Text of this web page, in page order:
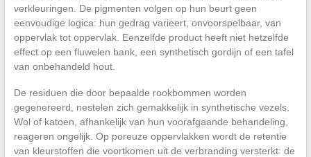
verkleuringen. De pigmenten volgen op hun beurt geen
eenvoudige logica: hun gedrag varieert, onvoorspelbaar, van
oppervlak tot oppervlak. Eenzelfde product heeft niet hetzelfde
effect op een fluwelen bank, een synthetisch gordijn of een tafel
van onbehandeld hout.
De residuen die door bepaalde rookbommen worden
gegenereerd, nestelen zich gemakkelijk in synthetische vezels.
Wol of katoen, afhankelijk van hun voorafgaande behandeling,
reageren ongelijk. Op poreuze oppervlakken wordt de retentie
van kleurstoffen die voortkomen uit de verbranding versterkt: de